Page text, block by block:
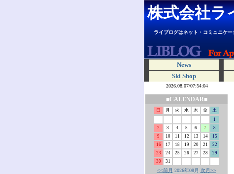
株式会社ラ
ライブログはネット・コミュニケ
News
Ski Shop
■CALENDAR■
日 月 火 水 木 金
土
1
2
3 4 5 6 7
8
9
10 11 12 13 14
15
16
17 18 19 20 21
22
23
24 25 26 27 28
29
30
31
<<前月 2026年08月 次月>>